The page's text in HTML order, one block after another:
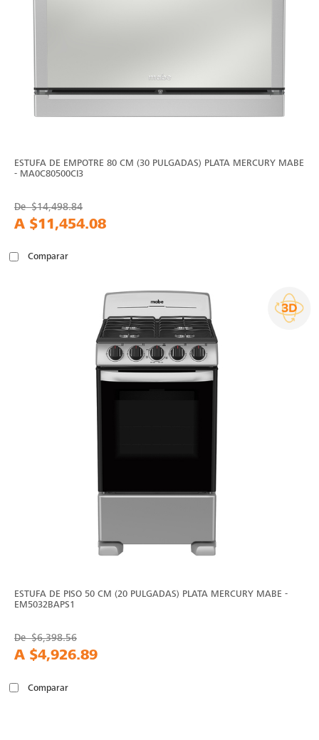
ESTUFA DE EMPOTRE 80 CM (30 PULGADAS) PLATA MERCURY MABE
- MA0C80500CI3
De$14,498.84
A $11,454.08
Comparar
ESTUFA DE PISO 50 CM (20 PULGADAS) PLATA MERCURY MABE -
EM5032BAPS1
De$6,398.56
A $4,926.89
Comparar